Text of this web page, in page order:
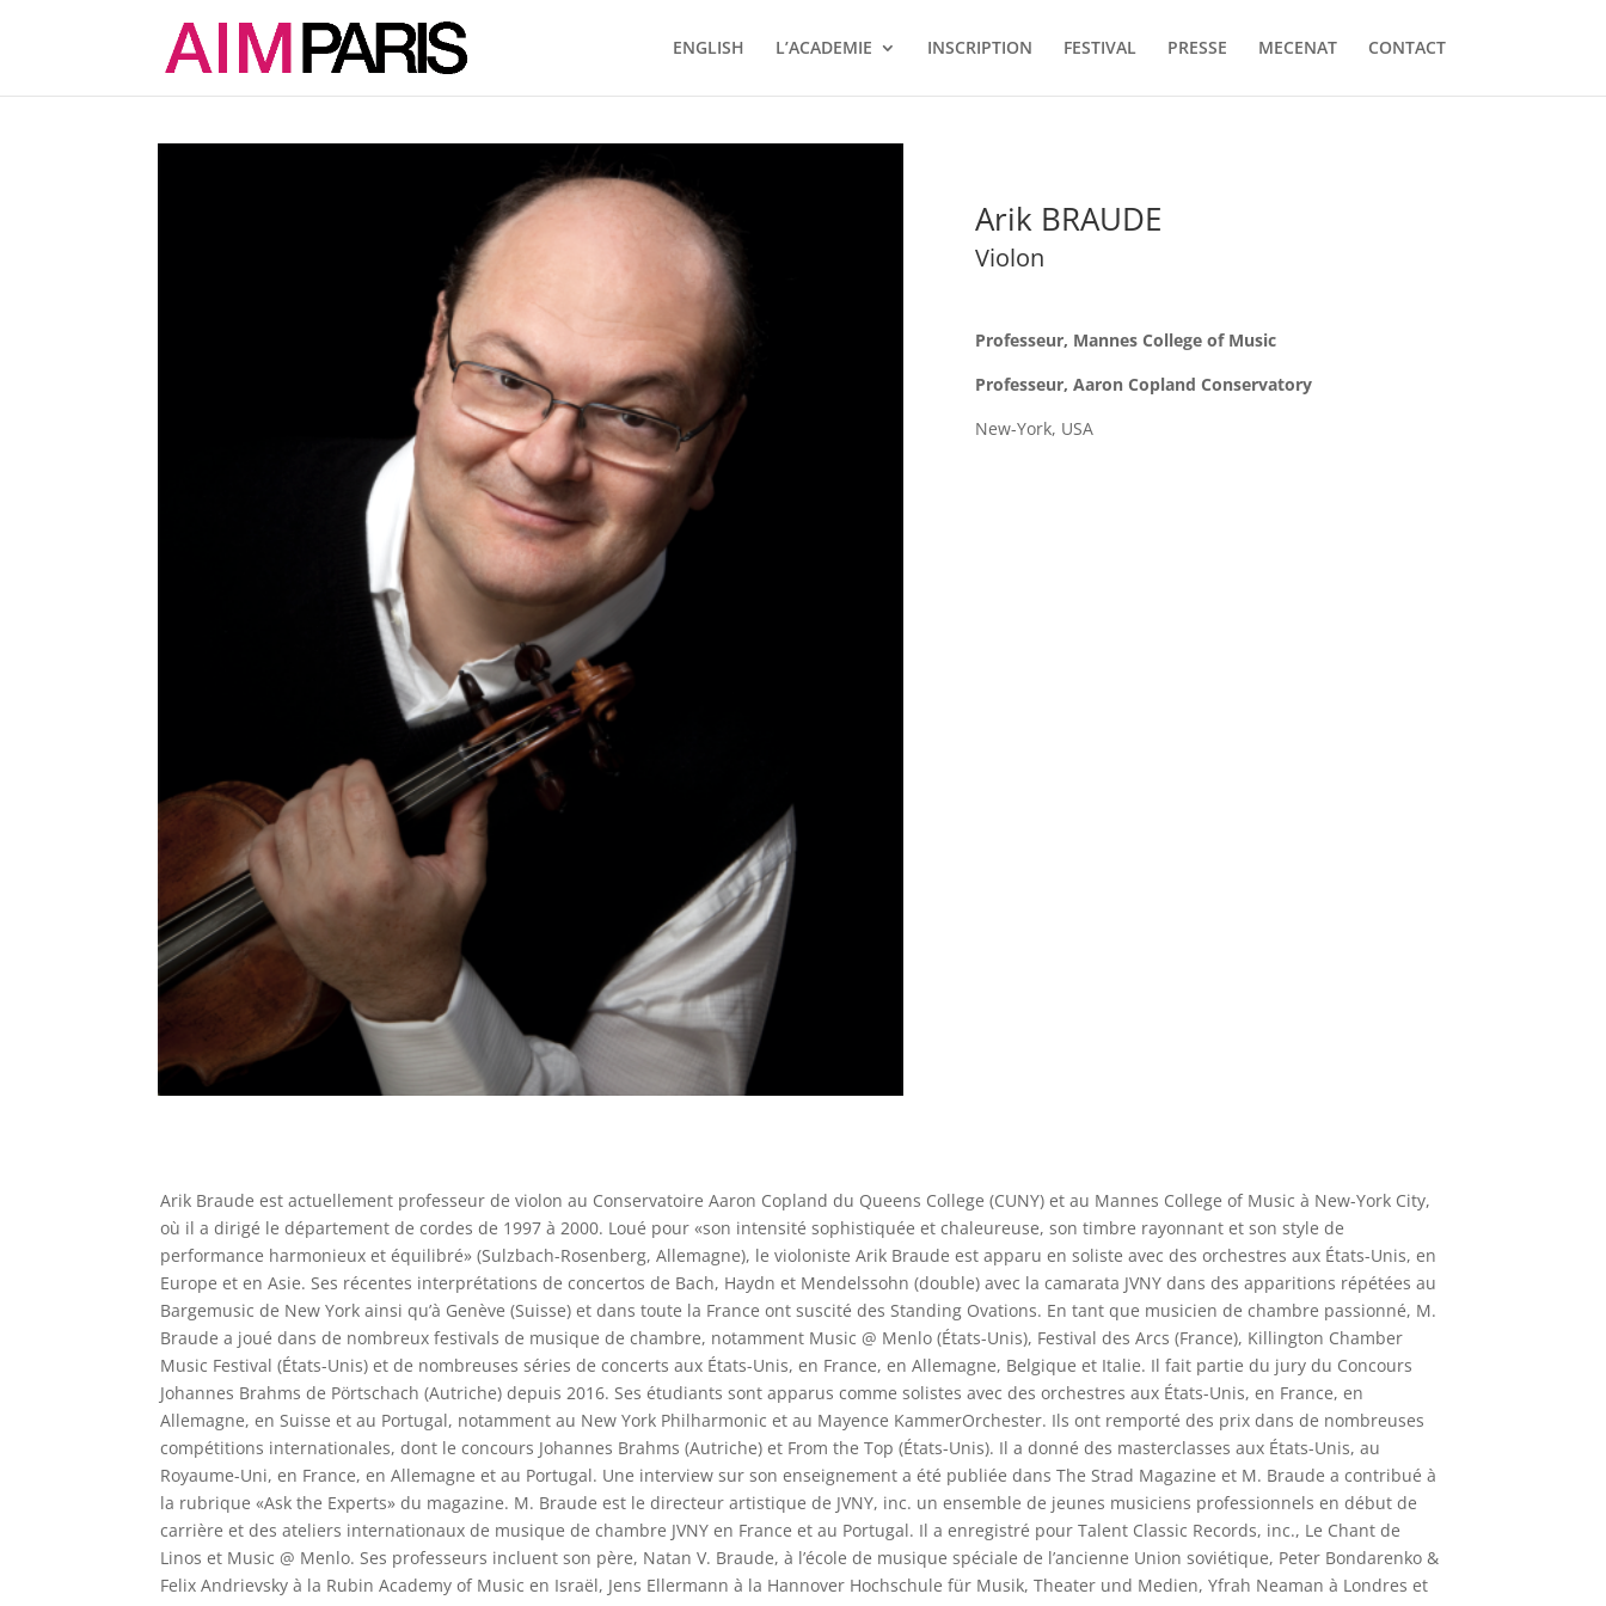
ENGLISH L’ACADEMIE INSCRIPTION FESTIVAL PRESSE MECENAT CONTACT
Arik BRAUDE
Violon
Professeur, Mannes College of Music
Professeur, Aaron Copland Conservatory
New-York, USA
Arik Braude est actuellement professeur de violon au Conservatoire Aaron Copland du Queens College (CUNY) et au Mannes College of Music à New-York City,
où il a dirigé le département de cordes de 1997 à 2000. Loué pour «son intensité sophistiquée et chaleureuse, son timbre rayonnant et son style de
performance harmonieux et équilibré» (Sulzbach-Rosenberg, Allemagne), le violoniste Arik Braude est apparu en soliste avec des orchestres aux États-Unis, en
Europe et en Asie. Ses récentes interprétations de concertos de Bach, Haydn et Mendelssohn (double) avec la camarata JVNY dans des apparitions répétées au
Bargemusic de New York ainsi qu’à Genève (Suisse) et dans toute la France ont suscité des Standing Ovations. En tant que musicien de chambre passionné, M.
Braude a joué dans de nombreux festivals de musique de chambre, notamment Music @ Menlo (États-Unis), Festival des Arcs (France), Killington Chamber
Music Festival (États-Unis) et de nombreuses séries de concerts aux États-Unis, en France, en Allemagne, Belgique et Italie. Il fait partie du jury du Concours
Johannes Brahms de Pörtschach (Autriche) depuis 2016. Ses étudiants sont apparus comme solistes avec des orchestres aux États-Unis, en France, en
Allemagne, en Suisse et au Portugal, notamment au New York Philharmonic et au Mayence KammerOrchester. Ils ont remporté des prix dans de nombreuses
compétitions internationales, dont le concours Johannes Brahms (Autriche) et From the Top (États-Unis). Il a donné des masterclasses aux États-Unis, au
Royaume-Uni, en France, en Allemagne et au Portugal. Une interview sur son enseignement a été publiée dans The Strad Magazine et M. Braude a contribué à
la rubrique «Ask the Experts» du magazine. M. Braude est le directeur artistique de JVNY, inc. un ensemble de jeunes musiciens professionnels en début de
carrière et des ateliers internationaux de musique de chambre JVNY en France et au Portugal. Il a enregistré pour Talent Classic Records, inc., Le Chant de
Linos et Music @ Menlo. Ses professeurs incluent son père, Natan V. Braude, à l’école de musique spéciale de l’ancienne Union soviétique, Peter Bondarenko &
Felix Andrievsky à la Rubin Academy of Music en Israël, Jens Ellermann à la Hannover Hochschule für Musik, Theater und Medien, Yfrah Neaman à Londres et